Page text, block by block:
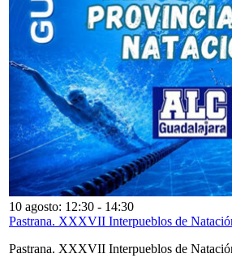
10 agosto: 12:30 - 14:30
Pastrana. XXXVII Interpueblos de
Pastrana. XXXVII Interpueblos de